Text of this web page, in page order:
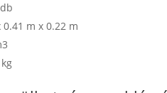
m x 0.22 m